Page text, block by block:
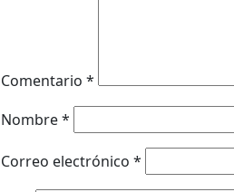
Comentario *
Nombre*
Correo electrónico *